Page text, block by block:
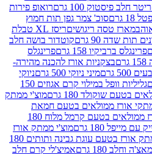
100 גרם
רואופ פירות
סוכ' צמר גפן תות חמוץ
ריגושים
ריסז XL טבלת
קוטדור בושה חלב
158 גרם
פרינגלס
אורז להכנה מהירה-
מיני ניוקי 500 גרם
ניוקי
גליליות וופל במילוי קרם אגוזים 150
180 גרם
מוצ'י ממתק
בטעם חמאת
מוצ'י ממתקי אורז ממולאים בטעם קרמל מלוח 180
מוצ'י ממתק אורז
מוצ'י ממתק אורז בטעם עוגת גבינה ותותים 180
אמיצ'לי קרם חלב